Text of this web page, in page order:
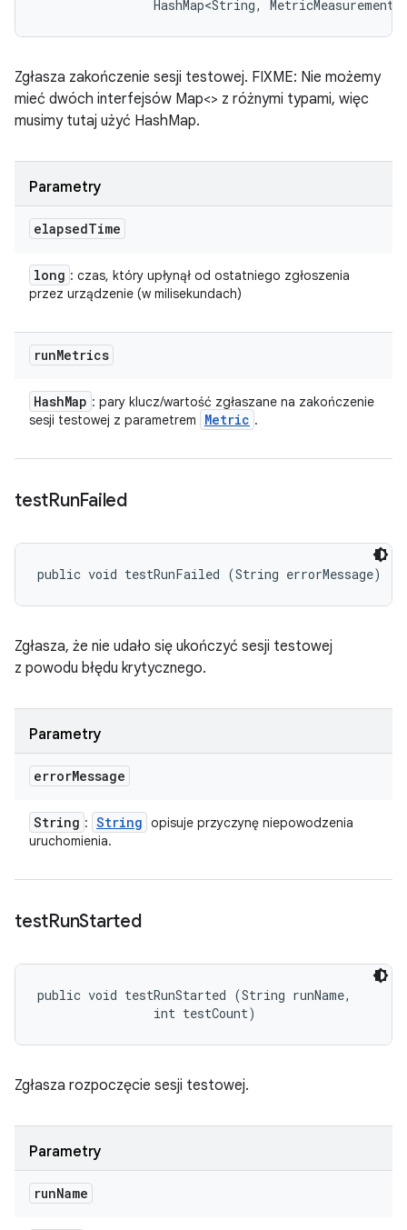
HashMap<String,
Zgłasza zakończenie sesji testowej. FIXME: Nie możemy
mieć dwóch interfejsów Map<> z różnymi typami, więc
musimy tutaj użyć HashMap.
Parametry
elapsedTime
long : czas, który upłynął od ostatniego zgłoszenia
przez urządzenie (w milisekundach)
runMetrics
HashMap : pary klucz/wartość zgłaszane na zakończenie
sesji testowej z parametrem
Metric .
testRunFailed
public void testRunFailed (String errorMessage)
Zgłasza, że nie udało się ukończyć sesji testowej
z powodu błędu krytycznego.
Parametry
errorMessage
String : String opisuje przyczynę niepowodzenia
uruchomienia.
testRunStarted
public void testRunStarted (String runName,
                int testCount)
Zgłasza rozpoczęcie sesji testowej.
Parametry
runName